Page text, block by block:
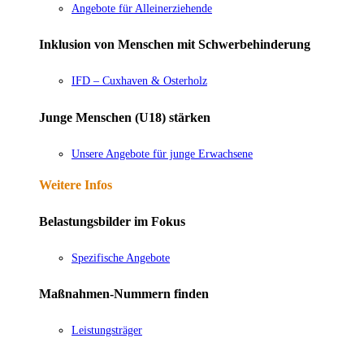
Angebote für Alleinerziehende
Inklusion von Menschen mit Schwerbehinderung
IFD – Cuxhaven & Osterholz
Junge Menschen (U18) stärken
Unsere Angebote für junge Erwachsene
Weitere Infos
Belastungsbilder im Fokus
Spezifische Angebote
Maßnahmen-Nummern finden
Leistungsträger